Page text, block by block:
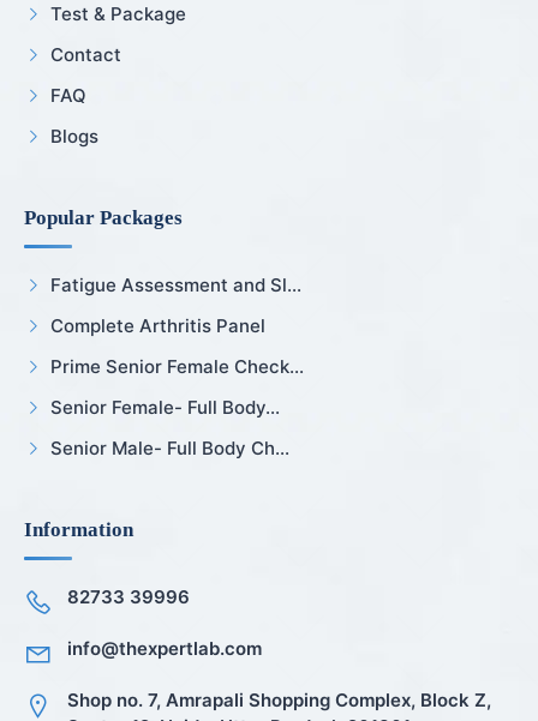
Test & Package
Contact
FAQ
Blogs
Popular Packages
Fatigue Assessment and Sl...
Complete Arthritis Panel
Prime Senior Female Check...
Senior Female- Full Body...
Senior Male- Full Body Ch...
Information
82733 39996
info@thexpertlab.com
Shop no. 7, Amrapali Shopping Complex, Block Z,